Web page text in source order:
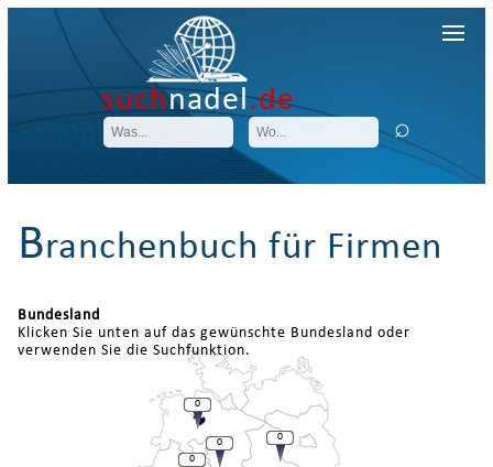
suchnadel.de
Branchenbuch für Firmen
Bundesland
Klicken Sie unten auf das gewünschte Bundesland oder
verwenden Sie die Suchfunktion.
0
0
0
0